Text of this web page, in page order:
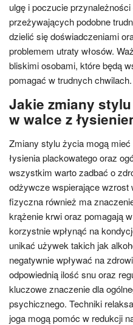
ulgę i poczucie
przeżywających podobne
dzielić się doświadczeniami
problemem utraty włosów.
bliskimi osobami, które będą
pomagać w trudnych chwilach.
Jakie zmiany
w walce z
Zmiany stylu życia mogą
łysienia plackowatego oraz
wszystkim warto zadbać o
odżywcze wspierające wzrost
fizyczna również ma
krążenie krwi oraz pomagają
korzystnie wpłynąć na
unikać używek takich jak
negatywnie wpływać na
odpowiednią ilość snu oraz
kluczowe znaczenie dla
psychicznego. Techniki
joga mogą pomóc w redukcji